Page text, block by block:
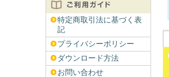
特定商取引法に基づく表
記
プライバシーポリシー
ダウンロード方法
お問い合わせ